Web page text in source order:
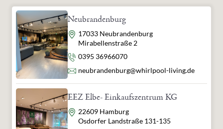
Neubrandenburg
Adresse
17033 Neubrandenburg
Mirabellenstraße 2
Telefon
0395 36966070
E-Mail
neubrandenburg@whirlpool-living.de
EEZ Elbe- Einkaufszentrum KG
Adresse
22609 Hamburg
Osdorfer Landstraße 131-135